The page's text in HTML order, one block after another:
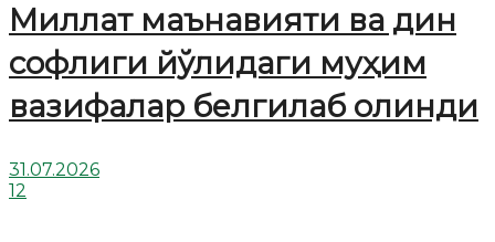
Миллат маънавияти ва дин
софлиги йўлидаги муҳим
вазифалар белгилаб олинди
31.07.2026
12